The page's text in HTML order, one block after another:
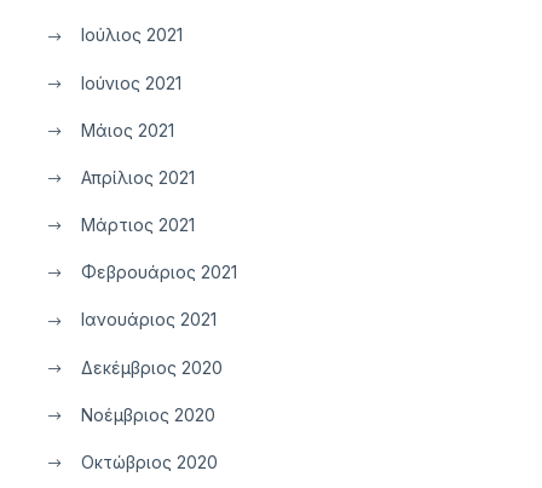
Ιούλιος 2021
Ιούνιος 2021
Μάιος 2021
Απρίλιος 2021
Μάρτιος 2021
Φεβρουάριος 2021
Ιανουάριος 2021
Δεκέμβριος 2020
Νοέμβριος 2020
Οκτώβριος 2020